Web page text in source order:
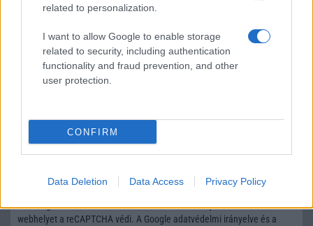
related to personalization.
I want to allow Google to enable storage
related to security, including authentication
functionality and fraud prevention, and other
user protection.
CONFIRM
Data Deletion Data Access Privacy Policy
Feliratkozás a Telefonguru ingyenes hírlevelére
Elfogadom azAdatvédelmi és Adatkezelési TájékoztatótEzt a
webhelyet a reCAPTCHA védi. A Google adatvédelmi irányelve és a